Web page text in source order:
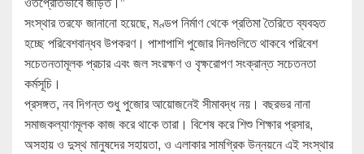
সংস্থার তরফে জানানো হয়েছে, মণ্ডপ নির্মাণ থেকে প্রতিমা তৈরিতে ব্যবহৃত
হচ্ছে পরিবেশবান্ধব উপকরণ। পাশাপাশি পুজোর দিনগুলিতে থাকবে পরিবেশ
সচেতনতামূলক প্রচার এবং জল সংরক্ষণ ও বৃক্ষরোপণ সংক্রান্ত সচেতনতা
কর্মসূচি।
প্রসঙ্গত, নব দিগন্ত শুধু পুজোর আয়োজনেই সীমাবদ্ধ নয়। বছরভর নানা
সমাজকল্যাণমূলক কাজ করে থাকে তারা। বিশেষ করে শিশু শিক্ষার প্রসার,
অসহায় ও দুস্থ মানুষদের সহায়তা, ও এলাকার সামগ্রিক উন্নয়নে এই সংস্থার